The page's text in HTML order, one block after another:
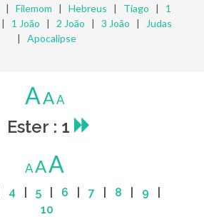
| Filemom | Hebreus | Tiago | 1
| 1 João | 2 João | 3 João |
Judas
| Apocalipse
AAA
Ester : 1
AAA
4 5| 6 7 8 9
10